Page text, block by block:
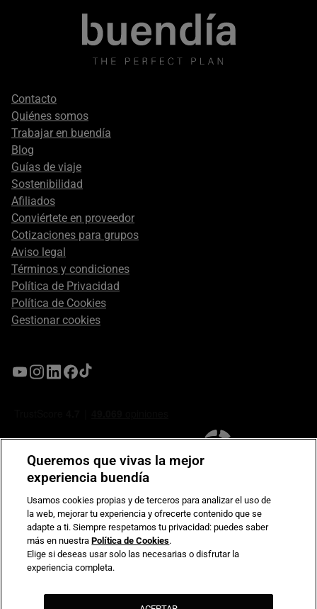
Footer
secondary
Contacto
Quiénes somos
Trabajar en buendía
Blog
Guías de viaje
Sostenibilidad
Afiliados
Conviértete en proveedor
Cotizaciones para grupos
Aviso legal
Términos y condiciones
Política de Privacidad
Política de Cookies
Gestionar cookies
Compromiso de seguridad en pagos electrónicos
Queremos que vivas la mejor
experiencia buendía
Usamos cookies propias y de terceros para analizar el uso de
la web, mejorar tu experiencia y ofrecerte contenido que se
adapte a ti. Siempre respetamos tu privacidad: puedes saber
más en nuestraPolítica de Cookies.
Elige si deseas usar solo las necesarias o disfrutar la
experiencia completa.